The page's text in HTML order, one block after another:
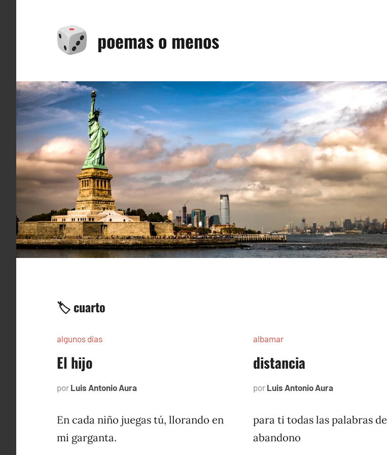
poemas o menos
🏷️ cuarto
algunos días
El hijo
por Luis Antonio Aura
1997
En cada niño juegas tú, llorando en
mi garganta.
albamar
distancia
por Luis Antonio Auranoviembre
1996
para ti todas las palabras de
abandono